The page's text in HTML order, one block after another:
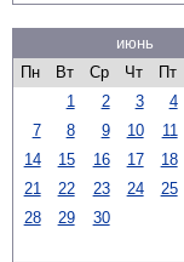
июнь
Пн
Вт Ср Чт Пт
1
2 3 4
7
8 9 10 11
14
15 16 17 18
21
22 23 24 25
28
29 30